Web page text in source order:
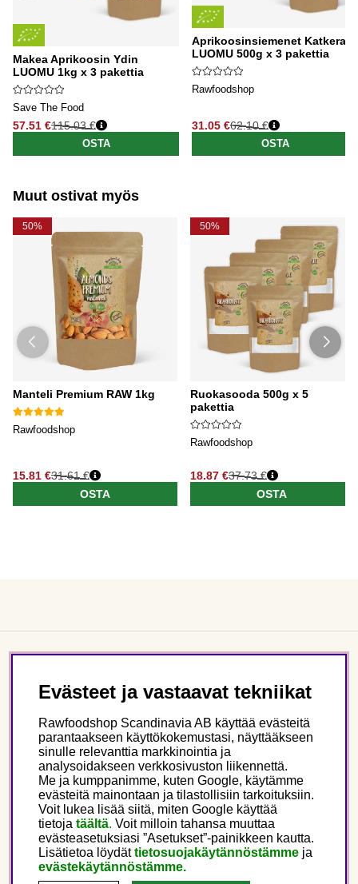
Makea Aprikoosin Ydin
LUOMU 1kg x 3 pakettia
Save The Food
57.51 €
Normaali hinta
115.03 €
OSTA
Aprikoosinsiemenet Katkerat
LUOMU 500g x 3 pakettia
Rawfoodshop
31.05 €
Normaali hinta
62.10 €
OSTA
Muut ostivat myös
50%
Manteli Premium RAW 1kg
Rawfoodshop
15.81 €31.61 €
OSTA
50%
Ruokasooda 500g x 5
pakettia
Rawfoodshop
18.87 €37.73 €
OSTA
Seuraa meitä
Tämä on Rawfoodshop
Finland
Evästeet ja vastaavat tekniikat
Rawfoodshop Scandinavia AB käyttää evästeitä
parantaakseen käyttökokemustasi, näyttääkseen
sinulle relevanttia markkinointia ja
analysoidakseen verkkosivuston liikennettä.
Me ja kumppanimme, kuten Google, käytämme
evästeitä mainontaan ja tilastollisiin tarkoituksiin.
Voit lukea lisää siitä, miten Google käyttää
tietoja täältä. Voit milloin tahansa muuttaa
evästeasetuksiasi ”Asetukset”-painikkeen kautta.
Lisätietoa löydättietosuojakäytännöstämme ja
evästekäytännöstämme.